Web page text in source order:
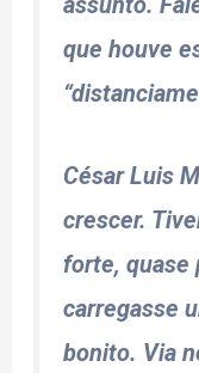
que houve
César Luis
crescer.
forte, quase
carregasse
bonito. Via